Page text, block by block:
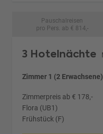
Pauschalreisen
pro Pers. ab € 814,-
3 Hotelnächte
Zimmer 1 (2 Erwachsene)
Zimmerpreis ab € 178,-
Flora (UB1)
Frühstück (F)